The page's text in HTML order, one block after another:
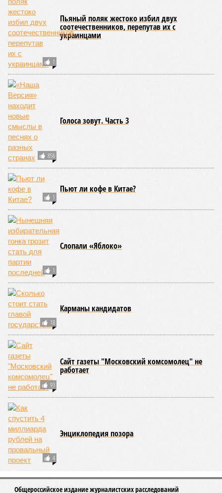
долголетия.
старения только соматические мутации сокращают
теоретическую среднюю продолжительность жизни с
1759 до 156 лет», – рассказывает
из ключевых авторов исследования, научный сотрудник
Центра био- и медицинских технологий Сколтеха и
научный сотрудник Института искусственного интеллекта
(AIRI).
Интересно, что некоторые ткани нашего организма более
устойчивы к соматическим мутациям, чем другие. В
частности, клетки печени: они с радостью заменят старые,
процветая бесконечно долго. С другой стороны, клетки
миокарда (среднего слоя сердечной мышцы) и нейроны
(клетки головного мозга) гораздо более подвержены
мутациям: если их функция деления и размножения
утрачена, восстановить её невозможно. Когда они
перестают функционировать, отказывают сердце и мозг,
что, разумеется, приводит к смерти. Авторы исследования
называют эти типы клеток «критическими точками
ограничения продолжительности жизни».
Причина ясна, но будущее в тумане
Получается, что бедная несчастная печень, вынужденная
переваривать вредную пищу и прочий алкоголь на
ежедневной основе, могла бы прожить десятки тысяч лет!
А вот мозг, от которого эта печень полностью зависит, – нет.
Согласно сколковской модели повреждение одних только
нейронов сокращает среднюю продолжительность жизни
до 194 лет, а повреждение клеток сердечной мышцы – до
208 лет. Эти результаты заставляют усомниться в мечтах
энтузиастов долголетия, таких как биохакер Брайан
Джонсон, который ежегодно тратит миллионы долларов на
попытки замедлить процесс старения и в конечном счёте
опередить саму смерть, иронизируют в New York Post.
Главная проблема и печаль в том, что не в одних только
мутациях дело.
соматические мутации вносят значительный вклад в
старение, но сами по себе они не могут объяснить
наблюдаемую смертность, –
соавтора исследования
сотрудника Центра био- и медицинских технологий
Сколтеха и старшего научного сотрудника AIRI. –
означает, что другие механизмы старения, такие как
эпигенетические изменения, вносят сопоставимый вклад